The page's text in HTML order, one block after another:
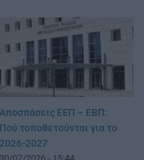
Αποσπάσεις ΕΕΠ – ΕΒΠ:
Πού τοποθετούνται για το
2026-2027